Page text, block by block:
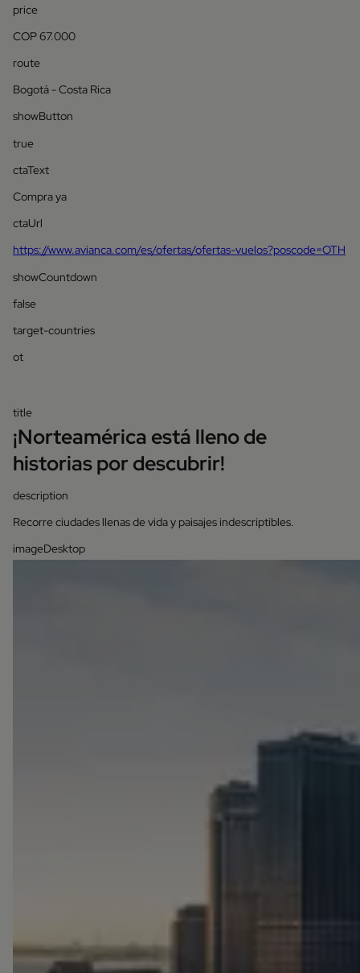
price
COP 67.000
route
Bogotá - Costa Rica
showButton
true
ctaText
Compra ya
ctaUrl
https://www.avianca.com/es/ofertas/ofertas-vuelos?poscode=OTH
showCountdown
false
target-countries
ot
title
¡Norteamérica está lleno de
historias por descubrir!
description
Recorre ciudades llenas de vida y paisajes indescriptibles.
imageDesktop